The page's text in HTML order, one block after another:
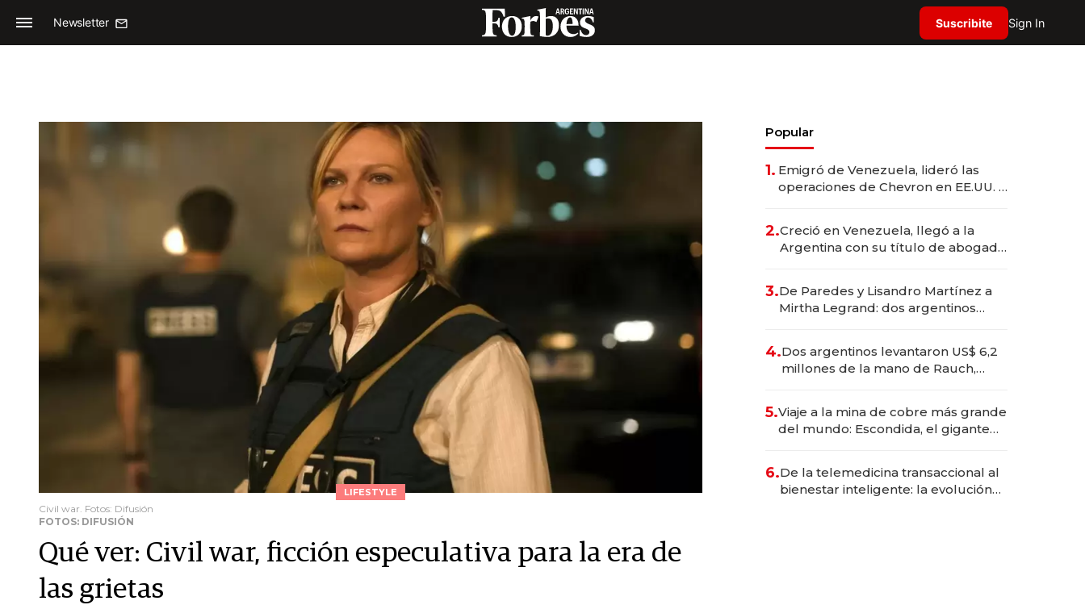
Newsletter Suscribite Sign In
LIFESTYLE
Civil war. Fotos: Difusión
FOTOS: DIFUSIÓN
Qué ver: Civil war, ficción especulativa para la era de
las grietas
Popular
1. Emigró de Venezuela, lideró las
operaciones de Chevron en EE.UU. y
2.Creció en Venezuela, llegó a la
Argentina con su título de abogado
marcas "fast premium"
3.De Paredes y Lisandro Martínez a
Mirtha Legrand: dos argentinos
deportivo y el cuidado corporal
4.Dos argentinos levantaron US$ 6,2
millones de la mano de Rauch,
5.Viaje a la mina de cobre más grande
del mundo: Escondida, el gigante
6.De la telemedicina transaccional al
bienestar inteligente: la evolución